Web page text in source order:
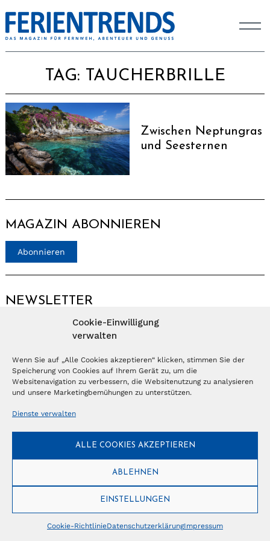
Cookie-Einwilligung
verwalten
Wenn Sie auf „Alle Cookies akzeptieren“ klicken, stimmen Sie der
Speicherung von Cookies auf Ihrem Gerät zu, um die
Websitenavigation zu verbessern, die Websitenutzung zu analysieren
und unsere Marketingbemühungen zu unterstützen.
Dienste verwalten
ALLE COOKIES AKZEPTIEREN
ABLEHNEN
EINSTELLUNGEN
Cookie-RichtlinieDatenschutzerklärungImpressum
TAG: TAUCHERBRILLE
Zwischen Neptungras
und Seesternen
MAGAZIN ABONNIEREN
Abonnieren
NEWSLETTER
© Copyright 2026 – Ferientrends // info@tlvg.ch// +41 31 300 30 85 //
Tourismus Lifestyle Verlag GmbH // Frohbergweg 1 - CH-3012 Bern //
Datenschutzerklärung//Impressum